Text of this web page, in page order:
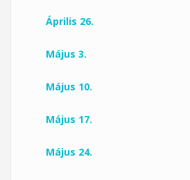
Április 26.
Május 3.
Május 10.
Május 17.
Május 24.